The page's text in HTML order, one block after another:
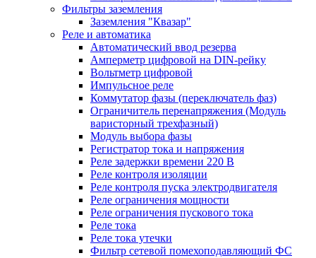
Фильтры заземления
Заземления "Квазар"
Реле и автоматика
Автоматический ввод резерва
Амперметр цифровой на DIN-рейку
Вольтметр цифровой
Импульсное реле
Коммутатор фазы (переключатель фаз)
Ограничитель перенапряжения (Модуль
варисторный трехфазный)
Модуль выбора фазы
Регистратор тока и напряжения
Реле задержки времени 220 В
Реле контроля изоляции
Реле контроля пуска электродвигателя
Реле ограничения мощности
Реле ограничения пускового тока
Реле тока
Реле тока утечки
Фильтр сетевой помехоподавляющий ФС